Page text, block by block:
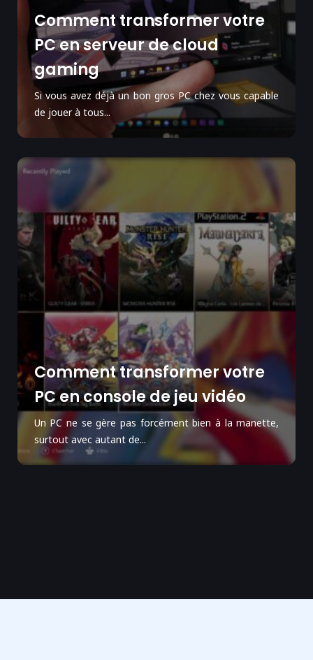
Comment transformer votre
PC en serveur de cloud
gaming
Si vous avez déjà un bon gros PC chez vous capable
de jouer à tous...
Comment transformer votre
PC en console de jeu vidéo
Un PC ne se gère pas forcément bien à la manette,
surtout avec autant de...